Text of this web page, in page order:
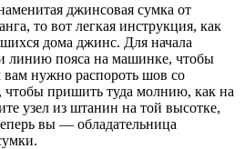
джинсовая сумка от
то вот легкая инструкция, как
дома джинс. Для начала
линию пояса на машинке, чтобы
вам нужно распороть шов со
чтобы пришить туда молнию, как на
узел из штанин на той высотке,
вы — обладательница